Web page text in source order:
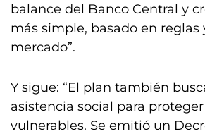
balance del Banco Central y
más simple, basado en reglas
mercado”.
Y sigue: “El plan también
asistencia social para
vulnerables. Se emitió un